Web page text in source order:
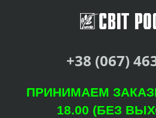
+38 (067)
ПРИНИМАЕМ
18.00 (БЕЗ